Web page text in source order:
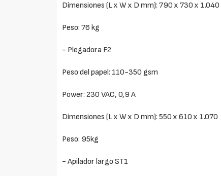
Dimensiones (L x W x D mm): 790 x 730 x 1.040
Peso: 76 kg
- Plegadora F2
Peso del papel: 110-350 gsm
Power: 230 VAC, 0,9 A
Dimensiones (L x W x D mm): 550 x 610 x 1.070
Peso: 95kg
- Apilador largo ST1